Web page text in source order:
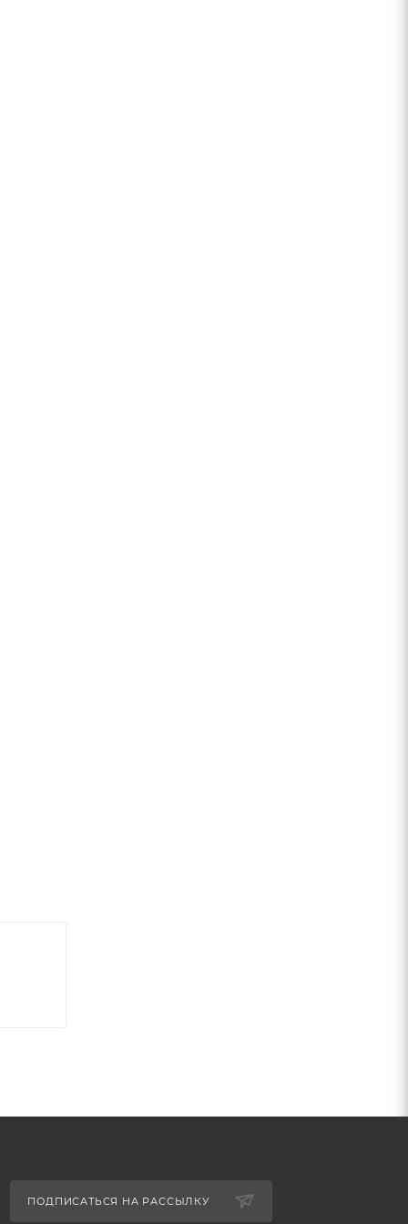
ПОДПИСАТЬСЯ НА РАССЫЛКУ